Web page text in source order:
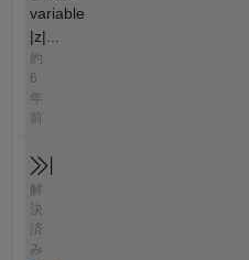
variable
|z|...
約
6
年
前
解
決
済
み